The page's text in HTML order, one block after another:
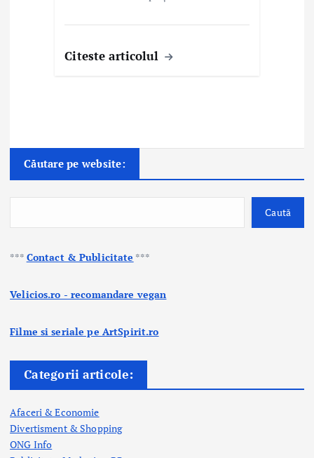
Citeste articolul
Căutare pe website:
Caută
*** Contact & Publicitate ***
Velicios.ro - recomandare vegan
Filme si seriale pe ArtSpirit.ro
Categorii articole:
Afaceri & Economie
Divertisment & Shopping
ONG Info